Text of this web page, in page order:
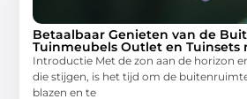
Betaalbaar Genieten van de
Tuinmeubels Outlet en Tuinsets
Introductie Met de zon aan de horizon
die stijgen, is het tijd om de
blazen en te